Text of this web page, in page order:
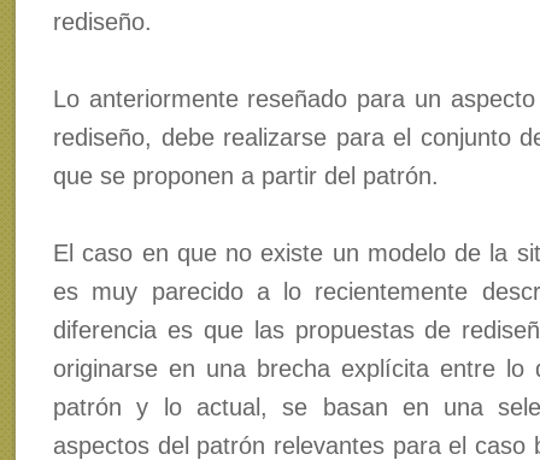
rediseño.
Lo anteriormente reseñado para un
rediseño, debe realizarse para el conjunto
que se proponen a partir del patrón.
El caso en que no existe un modelo de la
es muy parecido a lo recientemente
diferencia es que las propuestas de
originarse en una brecha explícita entre lo
patrón y lo actual, se basan en una
aspectos del patrón relevantes para el caso